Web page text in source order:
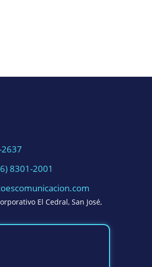
8301-2001
El Cedral, San José,